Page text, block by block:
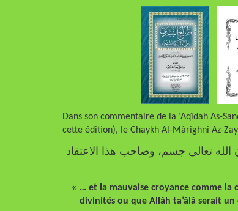
Dans son commentaire de la ‘Aqîdah As-
cette édition), le Chaykh Al-Mârighni Az-
الله تعالى جسم، وصاحب هذا الاعتقاد
« … et la mauvaise croyance comme la
divinités ou que Allâh ta’âlâ serait